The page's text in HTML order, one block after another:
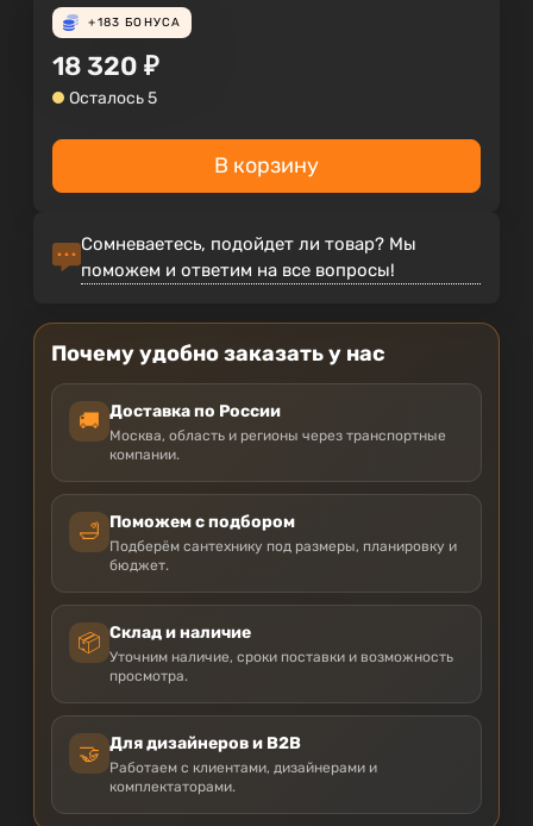
+183 БОНУСА
18 320 ₽
Осталось 5
В корзину
Сомневаетесь, подойдет ли товар? Мы
поможем и ответим на все вопросы!
Почему удобно заказать у нас
🚚 Доставка по России
Москва, область и регионы через транспортные
компании.
🛁 Поможем с подбором
Подберём сантехнику под размеры, планировку и
бюджет.
📦 Склад и наличие
Уточним наличие, сроки поставки и возможность
просмотра.
🤝 Для дизайнеров и B2B
Работаем с клиентами, дизайнерами и
комплектаторами.